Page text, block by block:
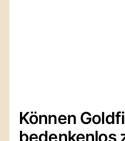
Können
bedenkenlos